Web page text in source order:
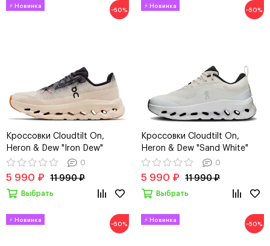
−50%
Кроссовки Cloudtilt On,
Heron & Dew "Iron Dew"
0
5 990 ₽ 11 990 ₽
Выбрать
−50%
Кроссовки Cloudtilt On,
Heron & Dew "Sand White"
0
5 990 ₽ 11 990 ₽
Выбрать
−50% −50%